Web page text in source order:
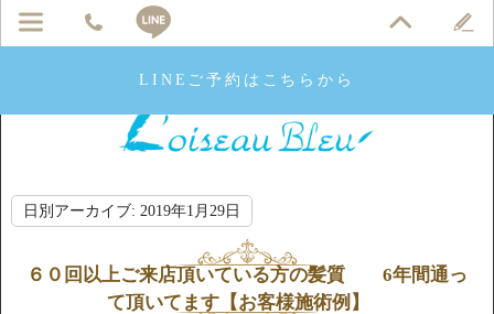
LINEご予約はこちらから
日別アーカイブ: 2019年1月29日
６０回以上ご来店頂いている方の髪質 6年間通っ
て頂いてます【お客様施術例】